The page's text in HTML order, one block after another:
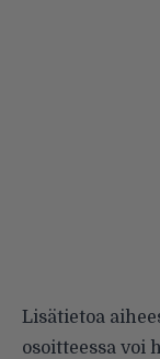
Lisätietoa
osoitteessa voi